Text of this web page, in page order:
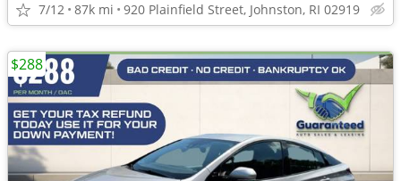
7/12 87k mi 920 Plainfield Street, Johnston, RI 02919
$288